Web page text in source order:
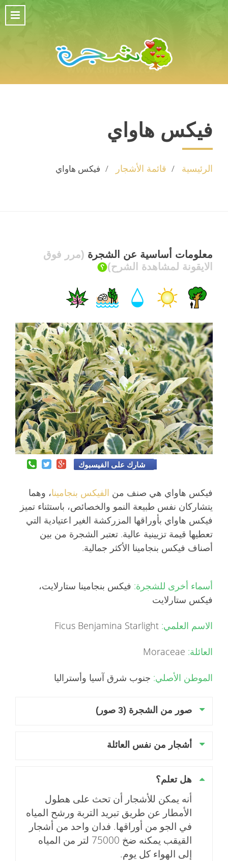
فيكس هاواي
الرئيسية قائمة الأشجار فيكس هاواي
معلومات أساسية عن الشجرة (مرر فوق
الايقونة لمشاهدة الشرح)
شارك على الفيسبوك
فيكس هاواي هي صنف من الفيكس بنجامينا، وهما
يتشاركان نفس طبيعة النمو والخصائص، باستثناء تميز
فيكس هاواي بأوراقها المزركشة الغير اعتيادية التي
تعطيها قيمة تزيينية عالية. تعتبر الشجرة من بين
أصناف فيكس بنجامينا الأكثر جمالية.
أسماء أخرى للشجرة: فيكس بنجامينا ستارلايت،
فيكس ستارلايت
الاسم العلمي:
العائلة:
الموطن الأصلي: جنوب شرق آسيا وأستراليا
صور من الشجرة (3 صور)
أشجار من نفس العائلة
هل تعلم؟
أنه يمكن للأشجار أن تحث على هطول
الأمطار عن طريق تبريد التربة ورشح المياه
في الجو من أوراقها. فدان واحد من أشجار
القيقب يمكنه ضخ 75000 لتر من المياه
إلى الهواء كل يوم.